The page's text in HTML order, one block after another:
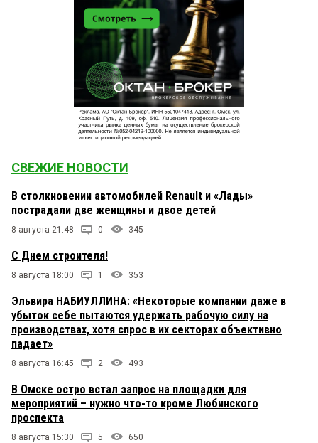
СВЕЖИЕ НОВОСТИ
В столкновении автомобилей Renault и «Лады»
пострадали две женщины и двое детей
8 августа 21:48 0 345
С Днем строителя!
8 августа 18:00 1 353
Эльвира НАБИУЛЛИНА: «Некоторые компании даже в
убыток себе пытаются удержать рабочую силу на
производствах, хотя спрос в их секторах объективно
падает»
8 августа 16:45 2 493
В Омске остро встал запрос на площадки для
мероприятий – нужно что-то кроме Любинского
проспекта
8 августа 15:30 5 650